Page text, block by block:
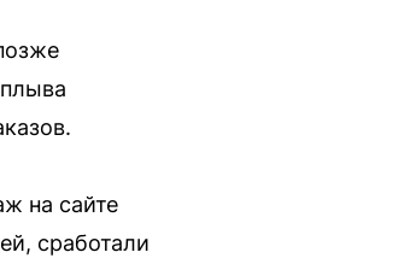
на сайте
сработали